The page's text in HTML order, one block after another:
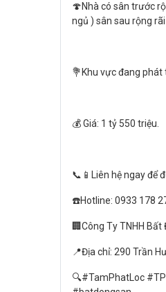
🍄Nhà có sân trước
ngủ ) sân sau rộng rãi
💐Khu vực đang
💰 Giá: 1 tỷ 550 triệu.
📞📱Liên hệ ngay để
☎️Hotline: 0933 178
🏢Công Ty TNHH
📍Địa chỉ: 290 Trần
🔍#TamPhatLoc